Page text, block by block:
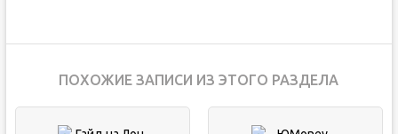
ПОХОЖИЕ ЗАПИСИ ИЗ ЭТОГО РАЗДЕЛА